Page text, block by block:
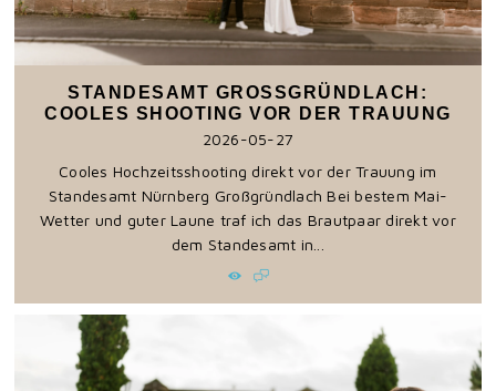
STANDESAMT GROSSGRÜNDLACH: C
OOLES SHOOTING VOR DER TRAUUNG
2026-05-27
Cooles Hochzeitsshooting direkt vor der Trauung im
Standesamt Nürnberg Großgründlach Bei bestem Mai-
Wetter und guter Laune traf ich das Brautpaar direkt vor
dem Standesamt in...